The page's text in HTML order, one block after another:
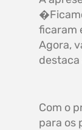
ficaram
Agora,
Com o
para os